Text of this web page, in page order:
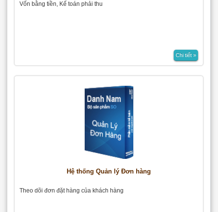
Vốn bằng tiền, Kế toán phải thu
Chi tiết »
Hệ thống Quản lý Đơn hàng
Theo dõi đơn đặt hàng của khách hàng